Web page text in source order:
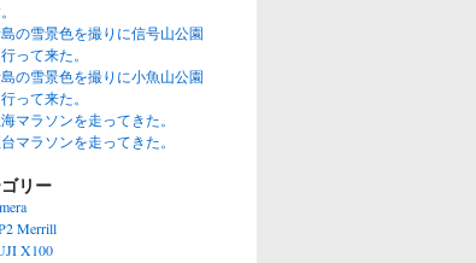
の雪景色を撮りに信号山公園
って来た。
の雪景色を撮りに小魚山公園
って来た。
海マラソンを走ってきた。
マラソンを走ってきた。
リー
Merrill
X100